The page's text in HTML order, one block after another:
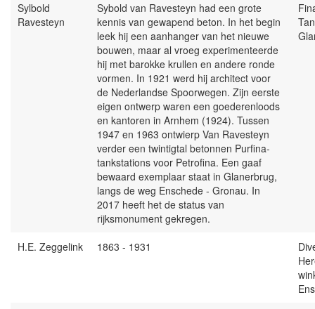
Sylbold
Ravesteyn
Sybold van Ravesteyn had een grote
kennis van gewapend beton. In het begin
leek hij een aanhanger van het nieuwe
bouwen, maar al vroeg experimenteerde
hij met barokke krullen en andere ronde
vormen. In 1921 werd hij architect voor
de Nederlandse Spoorwegen. Zijn eerste
eigen ontwerp waren een goederenloods
en kantoren in Arnhem (1924). Tussen
1947 en 1963 ontwierp Van Ravesteyn
verder een twintigtal betonnen Purfina-
tankstations voor Petrofina. Een gaaf
bewaard exemplaar staat in Glanerbrug,
langs de weg Enschede - Gronau. In
2017 heeft het de status van
rijksmonument gekregen.
H.E. Zeggelink 1863 - 1931